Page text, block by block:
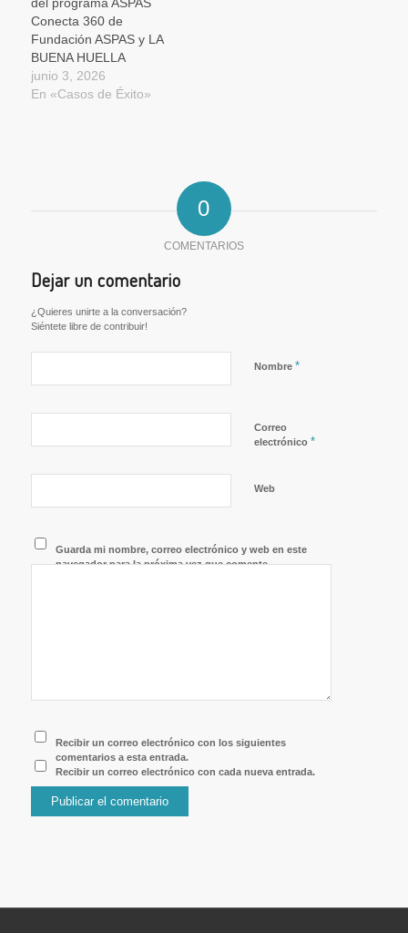
del programa ASPAS
Conecta 360 de
Fundación ASPAS y LA
BUENA HUELLA
junio 3, 2026
En «Casos de Éxito»
0
COMENTARIOS
Dejar un comentario
¿Quieres unirte a la conversación?
Siéntete libre de contribuir!
Nombre *
Correo
electrónico *
Web
Guarda mi nombre, correo electrónico y web en este
navegador para la próxima vez que comente.
Recibir un correo electrónico con los siguientes
comentarios a esta entrada.
Recibir un correo electrónico con cada nueva entrada.